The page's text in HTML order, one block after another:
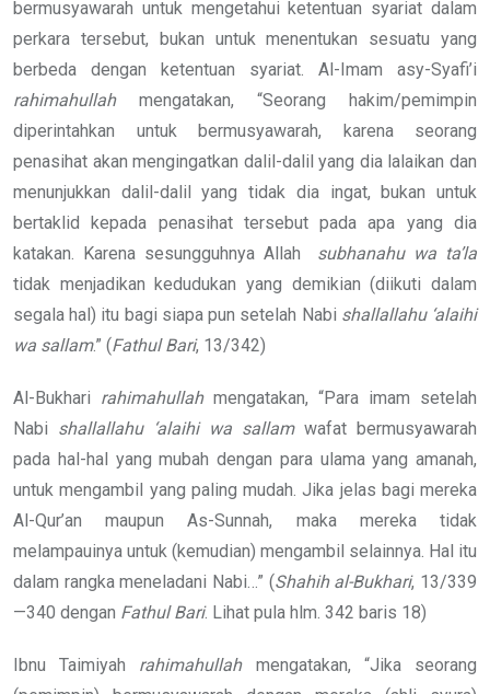
bermusyawarah untuk mengetahui ketentuan syariat dalam
perkara tersebut, bukan untuk menentukan sesuatu yang
berbeda dengan ketentuan syariat. Al-Imam asy-Syafi’i
rahimahullahmengatakan, “Seorang hakim/pemimpin
diperintahkan untuk bermusyawarah, karena seorang
penasihat akan mengingatkan dalil-dalil yang dia lalaikan dan
menunjukkan dalil-dalil yang tidak dia ingat, bukan untuk
bertaklid kepada penasihat tersebut pada apa yang dia
katakan. Karena sesungguhnya Allah subhanahu wa ta’la
tidak menjadikan kedudukan yang demikian (diikuti dalam
segala hal) itu bagi siapa pun setelah Nabi shallallahu ‘alaihi
wa sallam.” (Fathul Bari, 13/342)
Al-Bukhari rahimahullahmengatakan, “Para imam setelah
Nabi shallallahu ‘alaihi wa sallamwafat bermusyawarah
pada hal-hal yang mubah dengan para ulama yang amanah,
untuk mengambil yang paling mudah. Jika jelas bagi mereka
Al-Qur’an maupun As-Sunnah, maka mereka tidak
melampauinya untuk (kemudian) mengambil selainnya. Hal itu
dalam rangka meneladani Nabi…” (Shahih al-Bukhari, 13/339
—340 dengan Fathul Bari. Lihat pula hlm. 342 baris 18)
Ibnu Taimiyah rahimahullahmengatakan, “Jika seorang